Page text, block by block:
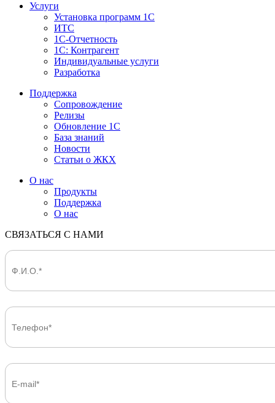
Услуги
Установка программ 1С
ИТС
1С-Отчетность
1С: Контрагент
Индивидуальные услуги
Разработка
Поддержка
Сопровождение
Релизы
Обновление 1С
База знаний
Новости
Статьи о ЖКХ
О нас
Продукты
Поддержка
О нас
СВЯЗАТЬСЯ С НАМИ